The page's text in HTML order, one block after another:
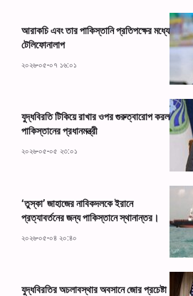
আরাকচি এবং তার পাকিস্তানি প্রতিপক্ষের মধ্যে
টেলিফোনালাপ
২০২৬-০৫-০৭ ১৬:০১
যুদ্ধবিরতি টিকিয়ে রাখার ওপর গুরুত্বারোপ করল
পাকিস্তানের প্রধানমন্ত্রী
২০২৬-০৫-০৫ ২৩:০১
‘তুস্কা’ জাহাজের নাবিকদলকে ইরানে
প্রত্যাবর্তনের জন্য পাকিস্তানে স্থানান্তর।
২০২৬-০৫-০৪ ২০:৪০
যুদ্ধবিরতির অচলাবস্থার অবসানে জোর প্রচেষ্টা